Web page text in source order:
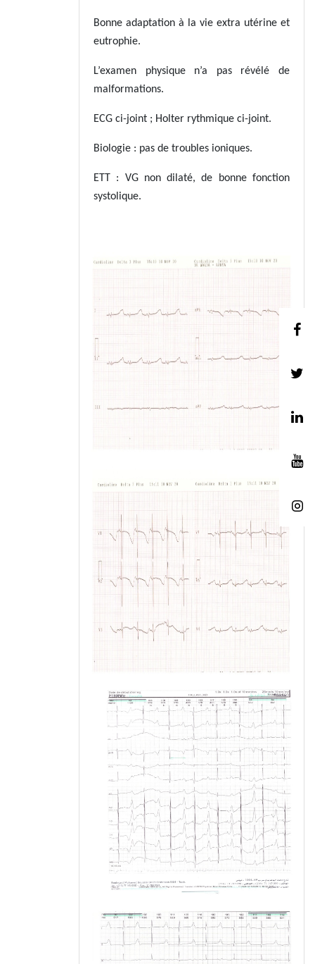
Bonne adaptation à la vie extra utérine et
eutrophie.
L’examen physique n’a pas révélé de
malformations.
ECG ci-joint ; Holter rythmique ci-joint.
Biologie : pas de troubles ioniques.
ETT : VG non dilaté, de bonne fonction
systolique.